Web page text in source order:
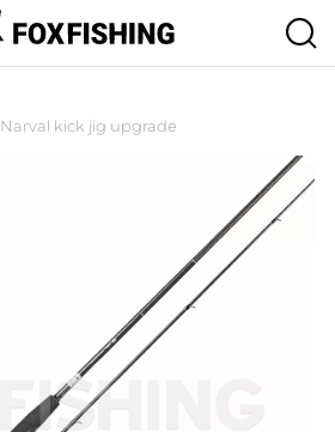
Narval kick jig upgrade